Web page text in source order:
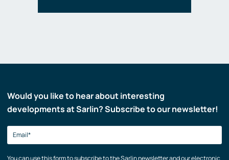
Would you like to hear about interesting
developments at Sarlin? Subscribe to our newsletter!
You can use this form to subscribe to the Sarlin newsletter and our electronic